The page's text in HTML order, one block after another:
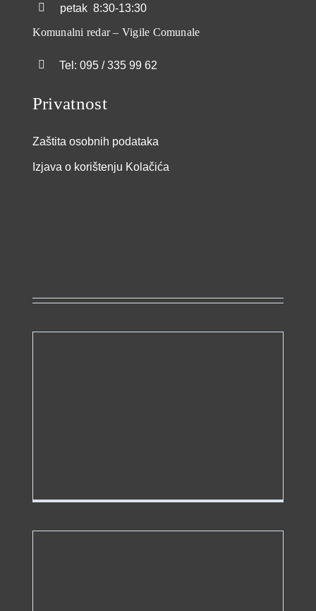
petak 8:30-13:30
Komunalni redar – Vigile Comunale
Tel: 095 / 335 99 62
Privatnost
Zaštita osobnih podataka
Izjava o korištenju Kolačića